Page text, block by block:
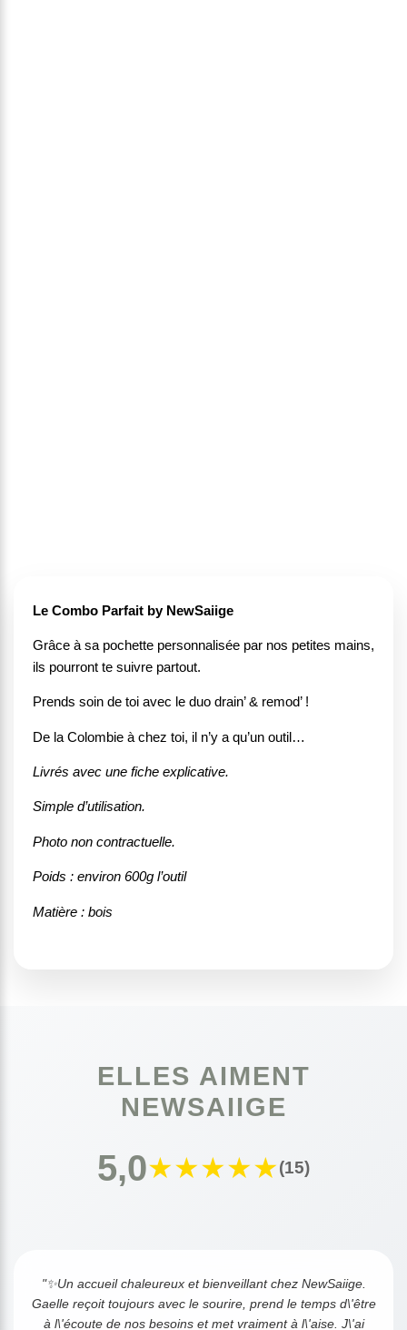
Le Combo Parfait by NewSaiige
Grâce à sa pochette personnalisée par nos petites mains,
ils pourront te suivre partout.
Prends soin de toi avec le duo drain’ & remod’ !
De la Colombie à chez toi, il n’y a qu’un outil…
Livrés avec une fiche explicative.
Simple d’utilisation.
Photo non contractuelle.
Poids : environ 600g l’outil
Matière : bois
ELLES AIMENT
NEWSAIIGE
5,0★★★★★(15)
"✨Un accueil chaleureux et bienveillant chez NewSaiige.
Gaelle reçoit toujours avec le sourire, prend le temps d\'être
à l\'écoute de nos besoins et met vraiment à l\'aise. J\'ai